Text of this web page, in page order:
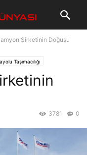
Şirketinin Doğuşu
Taşımacılığı
0
3781